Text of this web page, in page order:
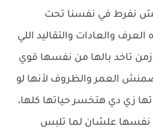
نفرط في نفسنا تحت
والعادات والتقاليد اللي
تاخد بالها من نفسها قوي
العمر والظروف لأنها لو
زي دي هتخسر حياتها كلها،
نفسها علشان لما تلبس